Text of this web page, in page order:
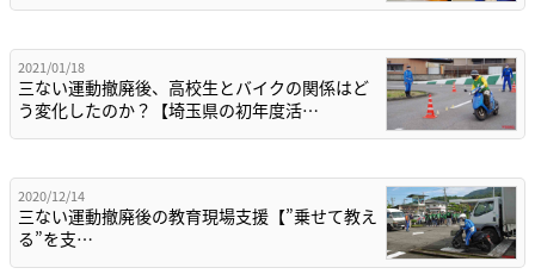
2021/01/18
三ない運動撤廃後、高校生とバイクの関係はど
う変化したのか？【埼玉県の初年度活…
2020/12/14
三ない運動撤廃後の教育現場支援【”乗せて教え
る”を支…